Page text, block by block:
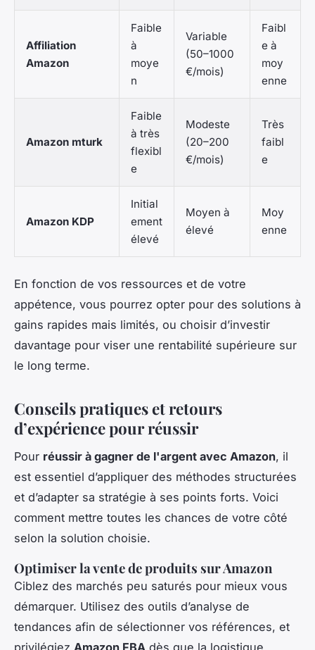
Affiliation
Amazon
Faible
à
moye
n
Variable
(50–1000
€/mois)
Faibl
e à
moy
enne
Amazon mturk
Faible
à très
flexibl
e
Modeste
(20–200
€/mois)
Très
faibl
e
Amazon KDP
Initial
ement
élevé
Moyen à
élevé
Moy
enne
En fonction de vos ressources et de votre
appétence, vous pourrez opter pour des solutions à
gains rapides mais limités, ou choisir d’investir
davantage pour viser une rentabilité supérieure sur
le long terme.
Conseils pratiques et retours
d’expérience pour réussir
Pour réussir à gagner de l'argent avec Amazon, il
est essentiel d’appliquer des méthodes structurées
et d’adapter sa stratégie à ses points forts. Voici
comment mettre toutes les chances de votre côté
selon la solution choisie.
Optimiser la vente de produits sur Amazon
Ciblez des marchés peu saturés pour mieux vous
démarquer. Utilisez des outils d’analyse de
tendances afin de sélectionner vos références, et